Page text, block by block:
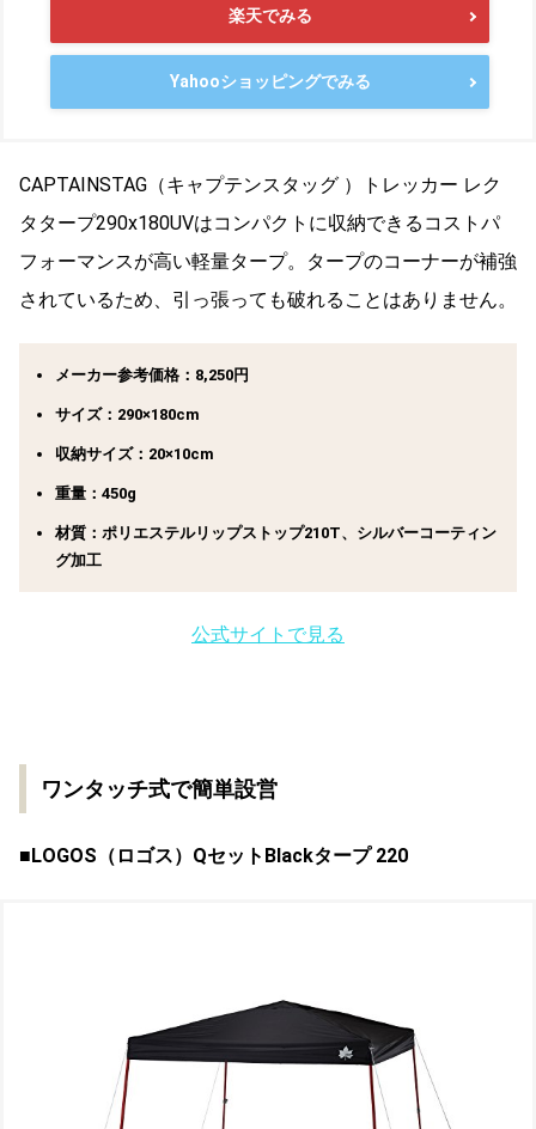
楽天でみる
Yahooショッピングでみる
CAPTAINSTAG（キャプテンスタッグ ）トレッカー レク
タタープ290x180UVはコンパクトに収納できるコストパ
フォーマンスが高い軽量タープ。タープのコーナーが補強
されているため、引っ張っても破れることはありません。
メーカー参考価格：8,250円
サイズ：290×180cm
収納サイズ：20×10cm
重量：450g
材質：ポリエステルリップストップ210T、シルバーコーティン
グ加工
公式サイトで見る
ワンタッチ式で簡単設営
■LOGOS（ロゴス） QセットBlackタープ 220